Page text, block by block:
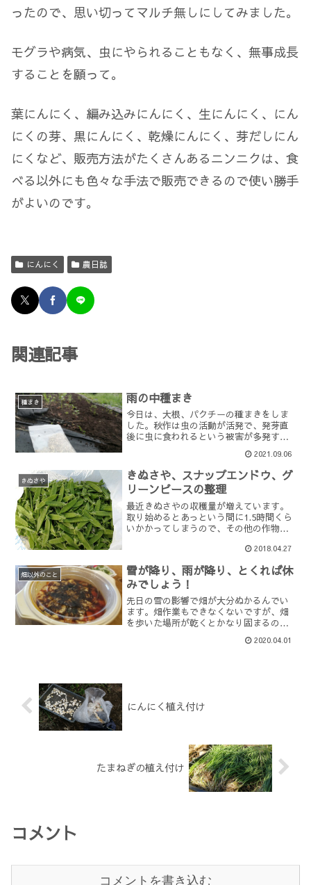
ったので、思い切ってマルチ無しにしてみました。
モグラや病気、虫にやられることもなく、無事成長
することを願って。
葉にんにく、編み込みにんにく、生にんにく、にん
にくの芽、黒にんにく、乾燥にんにく、芽だしにん
にくなど、販売方法がたくさんあるニンニクは、食
べる以外にも色々な手法で販売できるので使い勝手
がよいのです。
にんにく 農日誌
関連記事
種まき 雨の中種まき
今日は、大根、パクチーの種まきをしま
した。秋作は虫の活動が活発で、発芽直
後に虫に食われるという被害が多発する
ため、今年も防虫ネットをフル活用して
みます。パクチーの種まきは、雑草取り
がてらにニンジンの隙間に。発芽直後は
キレイに出揃っていたニン...
2021.09.06
きぬさや
きぬさや、スナップエンドウ、グ
リーンピースの整理
最近きぬさやの収穫量が増えています。
取り始めるとあっという間に1.5時間くら
いかかってしまうので、その他の作物の
ん作業が後ろにずれてしまいます。そん
さや、スナップエン...
2018.04.27
畑以外のこと
雪が降り、雨が降り、とくれば休
みでしょう！
先日の雪の影響で畑が大分ぬかるんでい
ます。畑作業もできなくないですが、畑
を歩いた場所が乾くとかなり固まるの
で、歩く場所は慎重に。と思い先日まで
作業していましたが、さすがに今日の雨
2020.04.01
にんにく植え付け
たまねぎの植え付け
コメント
コメントを書き込む